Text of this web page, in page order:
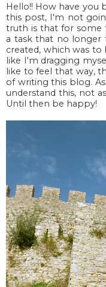
Hello!! How have you
this post, I'm not
truth is that for some
a task that no longer
created, which was
like I'm dragging
like to feel that way,
of writing this blog.
understand this, not
Until then be happy!